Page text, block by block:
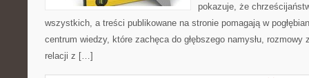
pokazuje, że
wszystkich, a treści publikowane na stronie pomagają w
centrum wiedzy, które zachęca do głębszego namysłu, rozmowy
relacji z […]